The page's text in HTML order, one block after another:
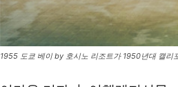
1955 도쿄 베이 by 호시노 리조트가 1950년대 캘리